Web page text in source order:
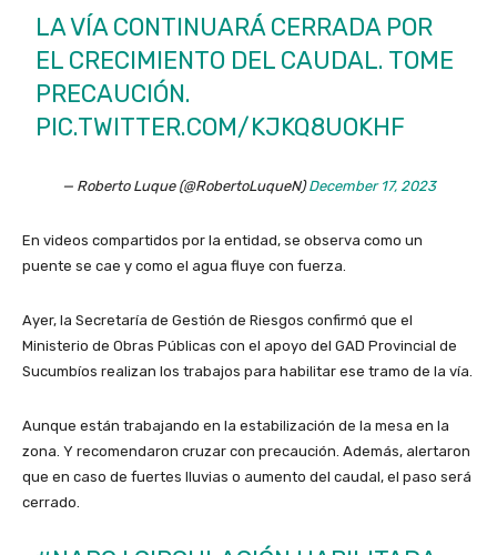
LA VÍA CONTINUARÁ CERRADA POR
EL CRECIMIENTO DEL CAUDAL. TOME
PRECAUCIÓN.
PIC.TWITTER.COM/KJKQ8UOKHF
— Roberto Luque (@RobertoLuqueN)December 17, 2023
En videos compartidos por la entidad, se observa como un
puente se cae y como el agua fluye con fuerza.
Ayer, la Secretaría de Gestión de Riesgos confirmó que el
Ministerio de Obras Públicas con el apoyo del GAD Provincial de
Sucumbíos realizan los trabajos para habilitar ese tramo de la vía.
Aunque están trabajando en la estabilización de la mesa en la
zona. Y recomendaron cruzar con precaución. Además, alertaron
que en caso de fuertes lluvias o aumento del caudal, el paso será
cerrado.